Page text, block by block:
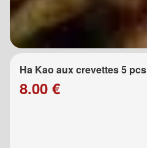
Ha Kao aux crevettes 5 pcs
8.00 €